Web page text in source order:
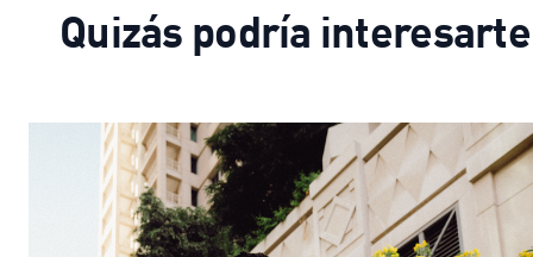
Quizás podría interesarte